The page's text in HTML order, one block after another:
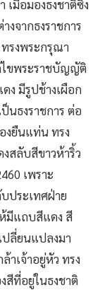
เมื่อมองธงชาติซึ่ง
จากธงราชการ
ทรงพระกรุณา
ไขพระราชบัญญัติ
ง มีรูปช้างเผือก
นธงราชการ ต่อ
งยืนแท่น ทรง
สลับสีขาวห้าริ้ว
เพราะ
ประเทศฝ่าย
มีแถบสีแดง สี
ปลี่ยนแปลงมา
าเจ้าอยู่หัว ทรง
สีที่อยู่ในธงชาติ